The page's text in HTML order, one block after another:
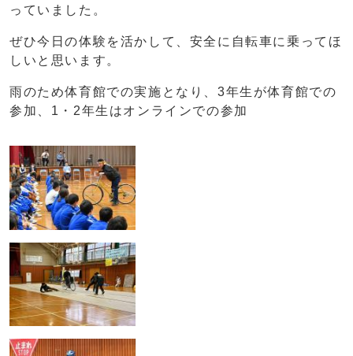
っていました。
ぜひ今日の体験を活かして、安全に自転車に乗ってほ
しいと思います。
雨のため体育館での実施となり、3年生が体育館での
参加、1・2年生はオンラインでの参加